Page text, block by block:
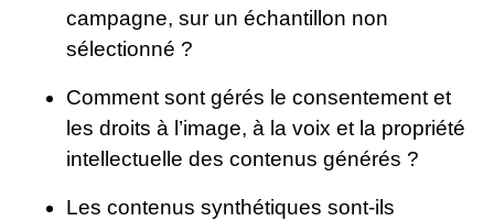
campagne, sur un échantillon non
sélectionné ?
Comment sont gérés le consentement et
les droits à l’image, à la voix et la propriété
intellectuelle des contenus générés ?
Les contenus synthétiques sont-ils